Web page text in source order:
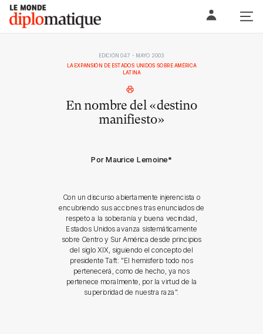
Skip
content
Le monde diplomatique
EDICIÓN 047 - MAYO 2003
LA EXPANSIÓN DE ESTADOS UNIDOS SOBRE AMÉRICA
LATINA
En nombre del «destino
manifiesto»
Por Maurice Lemoine*
Con un discurso abiertamente injerencista o
encubriendo sus acciones tras enunciados de
respeto a la soberanía y buena vecindad,
Estados Unidos avanza sistemáticamente
sobre Centro y Sur América desde principios
del siglo XIX, siguiendo el concepto del
presidente Taft: "El hemisferio todo nos
pertenecerá, como de hecho, ya nos
pertenece moralmente, por la virtud de la
superioridad de nuestra raza".